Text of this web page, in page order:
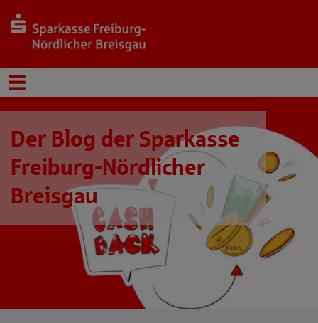
Der Blog der Sparkasse
Freiburg-Nördlicher
Breisgau